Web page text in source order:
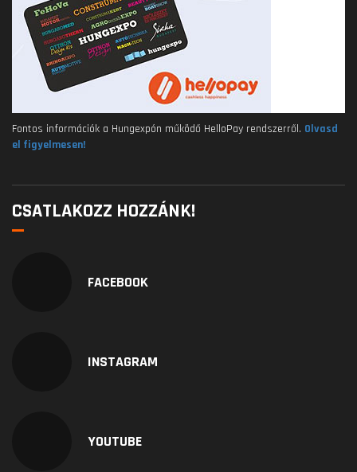
Fontos információk a Hungexpón működő HelloPay rendszerről. Olvasd
el figyelmesen!
CSATLAKOZZ HOZZÁNK!
FACEBOOK
INSTAGRAM
YOUTUBE